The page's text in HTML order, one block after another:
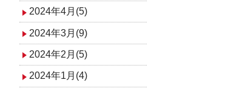
2024年4月(5)
2024年3月(9)
2024年2月(5)
2024年1月(4)